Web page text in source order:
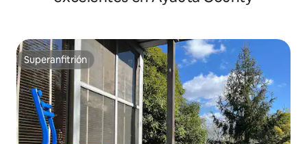
Superanfitrión
Superanfitrión